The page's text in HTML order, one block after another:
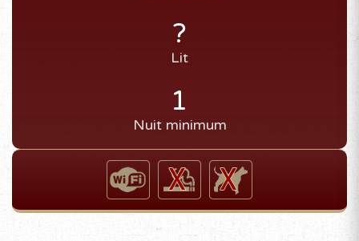
?
Lit
1
Nuit minimum